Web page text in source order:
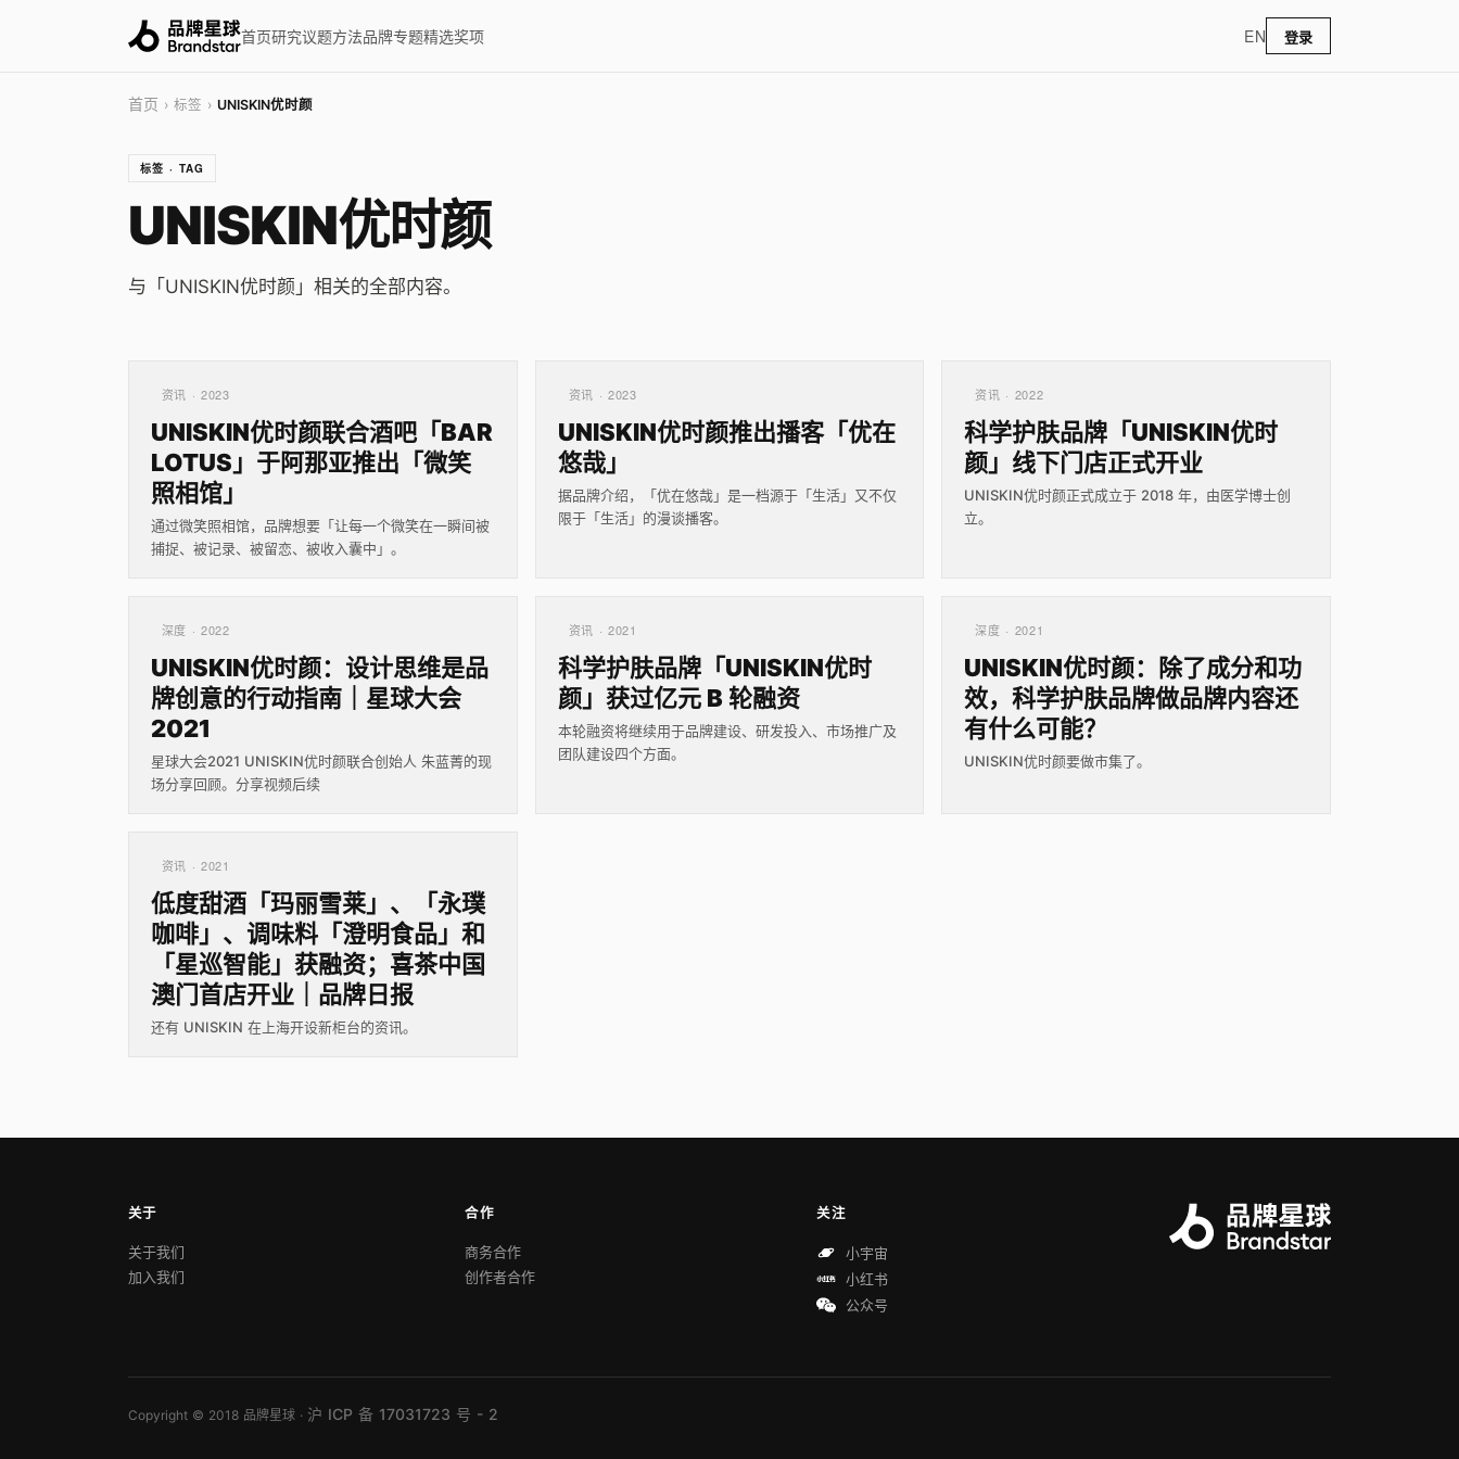
首页研究议题方法品牌专题精选奖项 EN 登录
首页 › 标签 › UNISKIN优时颜
标签 · TAG
UNISKIN优时颜
与「UNISKIN优时颜」相关的全部内容。
资讯 · 2023
UNISKIN优时颜联合酒吧「BAR
LOTUS」于阿那亚推出「微笑
照相馆」
通过微笑照相馆，品牌想要「让每一个微笑在一瞬间被
捕捉、被记录、被留恋、被收入囊中」。
资讯 · 2023
UNISKIN优时颜推出播客「优在
悠哉」
据品牌介绍，「优在悠哉」是一档源于「生活」又不仅
限于「生活」的漫谈播客。
资讯 · 2022
科学护肤品牌「UNISKIN优时
颜」线下门店正式开业
UNISKIN优时颜正式成立于 2018 年，由医学博士创
立。
深度 · 2022
UNISKIN优时颜：设计思维是品
牌创意的行动指南｜星球大会
2021
星球大会2021 UNISKIN优时颜联合创始人 朱蓝菁的现
场分享回顾。分享视频后续
资讯 · 2021
科学护肤品牌「UNISKIN优时
颜」获过亿元 B 轮融资
本轮融资将继续用于品牌建设、研发投入、市场推广及
团队建设四个方面。
深度 · 2021
UNISKIN优时颜：除了成分和功
效，科学护肤品牌做品牌内容还
有什么可能？
UNISKIN优时颜要做市集了。
资讯 · 2021
低度甜酒「玛丽雪莱」、「永璞
咖啡」、调味料「澄明食品」和
「星巡智能」获融资；喜茶中国
澳门首店开业｜品牌日报
还有 UNISKIN 在上海开设新柜台的资讯。
关于
关于我们
加入我们
合作
商务合作
创作者合作
关注
小宇宙
小红书
公众号
Copyright © 2018 品牌星球 · 沪 ICP 备 17031723 号 - 2